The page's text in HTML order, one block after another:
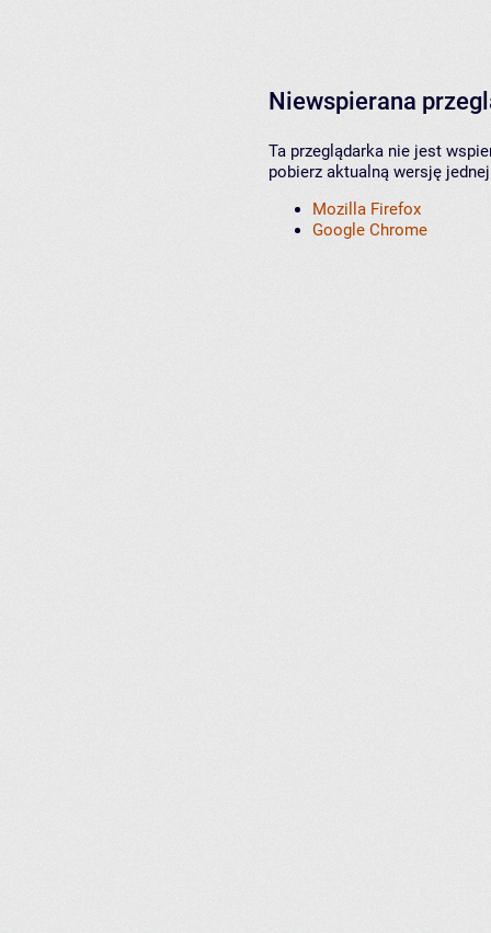
Niewspierana
Ta przeglądarka nie jest
pobierz aktualną wersję
Mozilla Firefox
Google Chrome